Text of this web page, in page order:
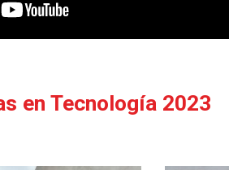
en Tecnología 2023